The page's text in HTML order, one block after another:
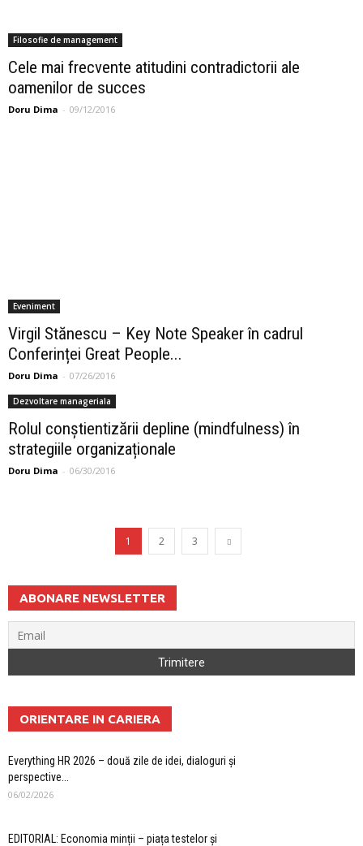
Filosofie de management
Cele mai frecvente atitudini contradictorii ale
oamenilor de succes
Doru Dima - 09/12/2016
Eveniment
Virgil Stănescu – Key Note Speaker în cadrul
Conferinței Great People...
Doru Dima - 07/26/2016
Dezvoltare manageriala
Rolul conștientizării depline (mindfulness) în
strategiile organizaționale
Doru Dima - 06/30/2016
1 2 3
ABONARE NEWSLETTER
ORIENTARE IN CARIERA
Everything HR 2026 – două zile de idei, dialoguri și
perspective...
06/02/2026
EDITORIAL: Economia minții – piața testelor și